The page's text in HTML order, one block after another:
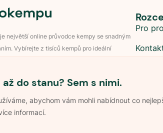
do stanu? Sem s nimi.
abychom vám mohli nabídnout co
informací.
největší online průvodce kempy se snadným
Vybírejte z tisíců kempů pro ideální
Pro